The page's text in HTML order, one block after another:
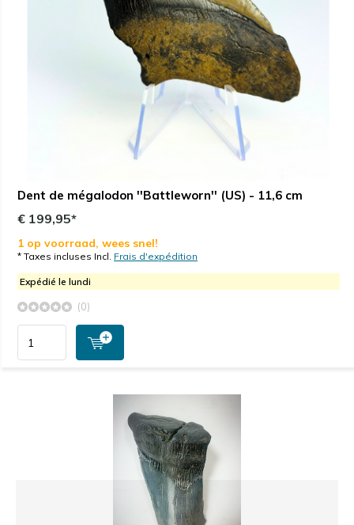
Dent de mégalodon ''Battleworn'' (US) - 11,6 cm
€ 199,95*
1 op voorraad, wees snel!
* Taxes incluses Incl. Frais d'expédition
Expédié le lundi
(0)